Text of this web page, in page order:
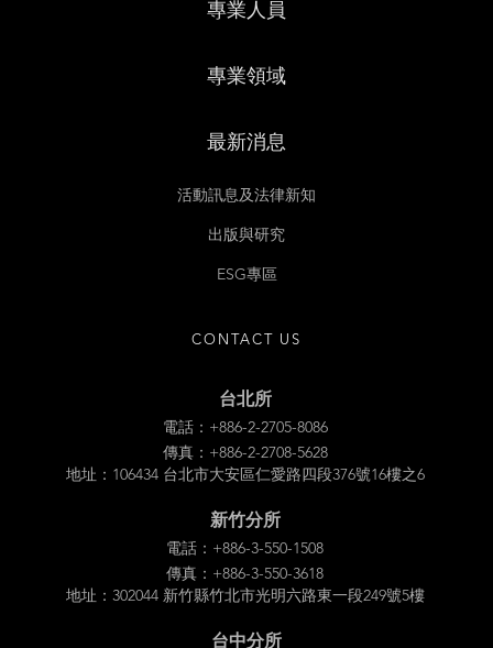
專業人員
專業領域
最新消息
活動訊息及法律新知
出版與研究
ESG專區
CONTACT US
台北所
電話：+886-2-2705-8086
傳真：+886-2-2708-5628
地址：106434 台北市大安區仁愛路四段376號16樓之6
新竹分所
電話：+886-3-550-1508
傳真：+886-3-550-3618
地址：302044 新竹縣竹北市光明六路東一段249號5樓
台中分所